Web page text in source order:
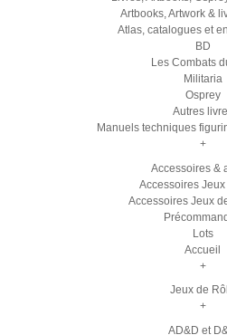
Artbooks, Artwork &
Atlas, catalogues et
BD
Les Combats
Militaria
Osprey
Autres
Manuels techniques
+
Accessoires &
Accessoires
Accessoires Jeux
Lots
Accueil
+
Jeux de
+
AD&D et